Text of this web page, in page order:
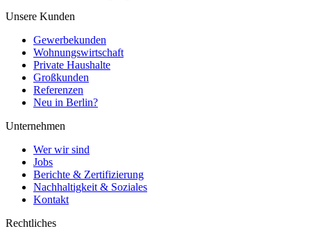
Unsere Kunden
Gewerbekunden
Wohnungswirtschaft
Private Haushalte
Großkunden
Referenzen
Neu in Berlin?
Unternehmen
Wer wir sind
Jobs
Berichte & Zertifizierung
Nachhaltigkeit & Soziales
Kontakt
Rechtliches